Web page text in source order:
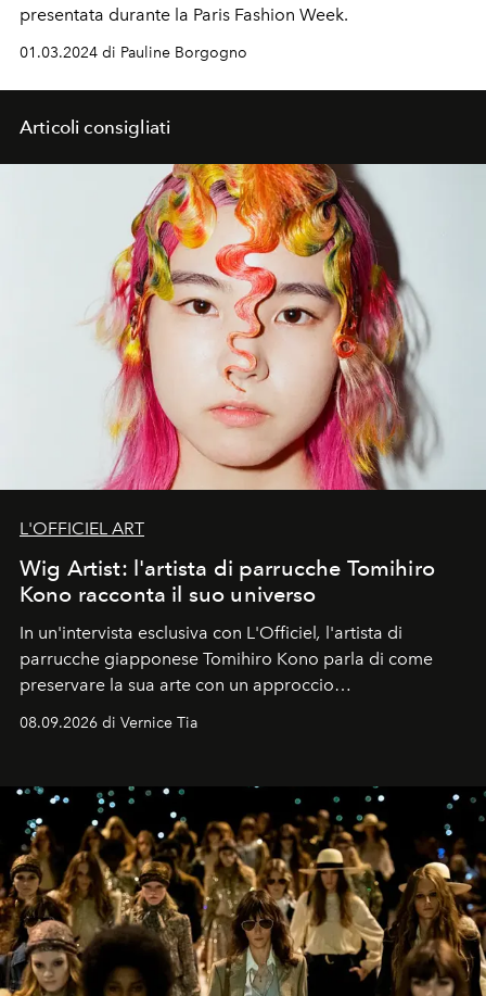
presentata durante la Paris Fashion Week.
01.03.2024 di Pauline Borgogno
Articoli consigliati
L'OFFICIEL ART
Wig Artist: l'artista di parrucche Tomihiro
Kono racconta il suo universo
In un'intervista esclusiva con L'Officiel, l'artista di
parrucche giapponese Tomihiro Kono parla di come
preservare la sua arte con un approccio
08.09.2026 di Vernice Tia